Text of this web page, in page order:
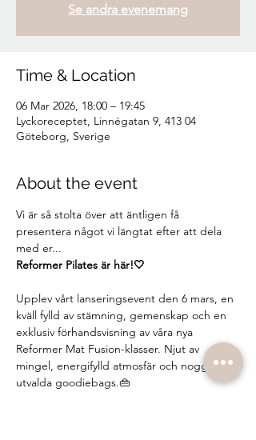
Se andra evenemang
Time & Location
06 Mar 2026, 18:00 – 19:45
Lyckoreceptet, Linnégatan 9, 413 04
Göteborg, Sverige
About the event
Vi är så stolta över att äntligen få
presentera något vi längtat efter att dela
med er...
Reformer Pilates är här!🤍
Upplev vårt lanseringsevent den 6 mars, en
kväll fylld av stämning, gemenskap och en
exklusiv förhandsvisning av våra nya
Reformer Mat Fusion-klasser. Njut av
mingel, energifylld atmosfär och noggrant
utvalda goodiebags.👜